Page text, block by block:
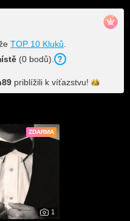
TOP 10 Kluků
(0 bodů).
priblížili k víťazstvu!
ZDARMA
1